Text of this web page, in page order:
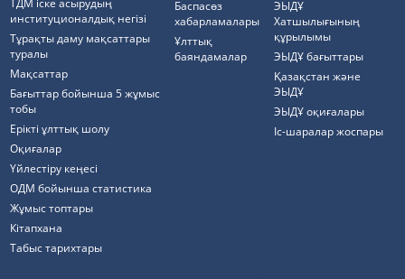
ТДМ іске асырудың
институционалдық негізі
Тұрақты даму мақсаттары
туралы
Мақсаттар
Бағыттар бойынша 5 жұмыс
тобы
Ерікті ұлттық шолу
Оқиғалар
Үйлестіру кеңесі
ОДМ бойынша статистика
Жұмыс топтары
Кітапхана
Табыс тарихтары
Баспасөз
хабарламалары
Ұлттық
баяндамалар
ЭЫДҰ
Хатшылығының
құрылымы
ЭЫДҰ бағыттары
Қазақстан және
ЭЫДҰ
ЭЫДҰ оқиғалары
Іс-шаралар жоспары